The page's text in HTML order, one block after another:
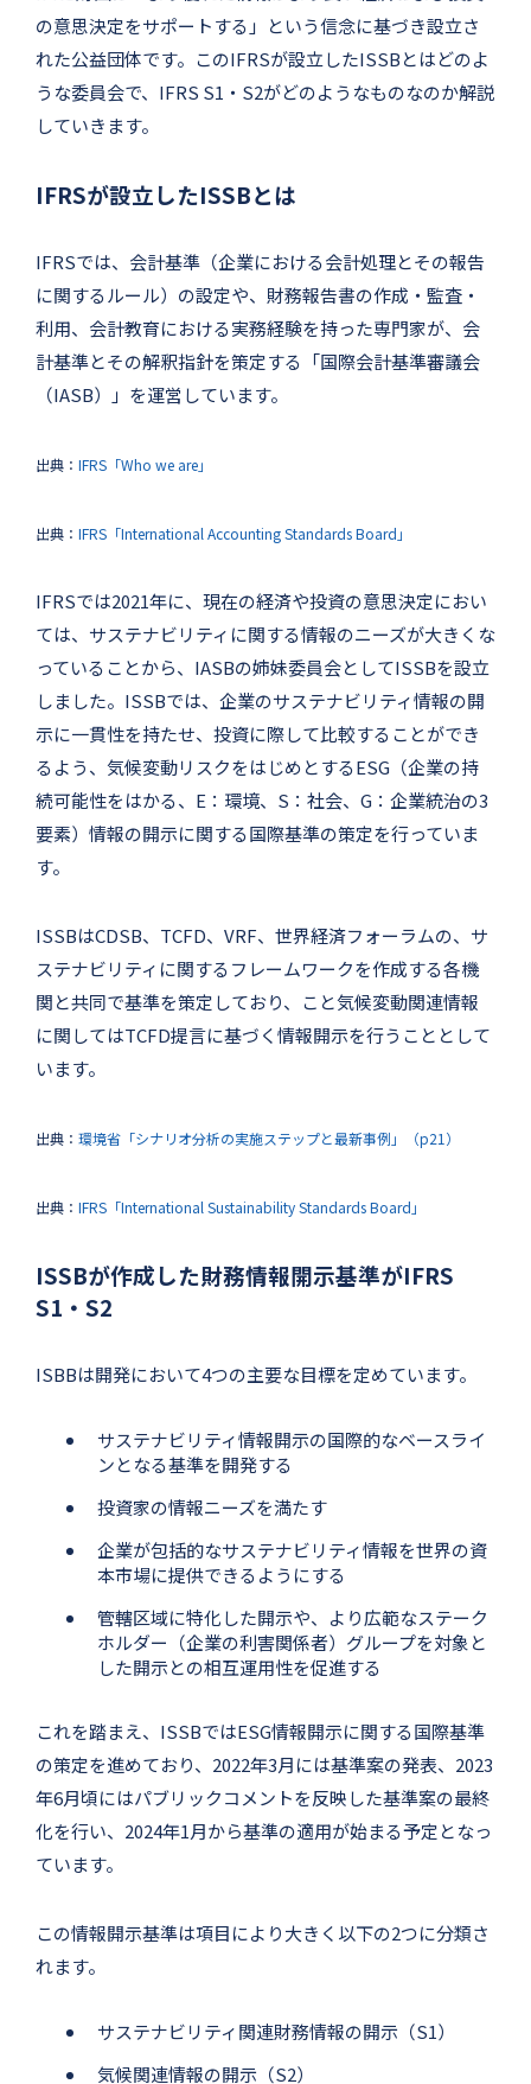
の意思決定をサポートする」という信念に基づき設立さ
れた公益団体です。このIFRSが設立したISSBとはどのよ
うな委員会で、IFRS S1・S2がどのようなものなのか解説
していきます。
IFRSが設立したISSBとは
IFRSでは、会計基準（企業における会計処理とその報告
に関するルール）の設定や、財務報告書の作成・監査・
利用、会計教育における実務経験を持った専門家が、会
計基準とその解釈指針を策定する「国際会計基準審議会
（IASB）」を運営しています。
出典： IFRS「Who we are」
出典： IFRS「International Accounting Standards Board」
IFRSでは2021年に、現在の経済や投資の意思決定におい
ては、サステナビリティに関する情報のニーズが大きくな
っていることから、IASBの姉妹委員会としてISSBを設立
しました。ISSBでは、企業のサステナビリティ情報の開
示に一貫性を持たせ、投資に際して比較することができ
るよう、気候変動リスクをはじめとするESG（企業の持
続可能性をはかる、E：環境、S：社会、G：企業統治の3
要素）情報の開示に関する国際基準の策定を行っていま
す。
ISSBはCDSB、TCFD、VRF、世界経済フォーラムの、サ
ステナビリティに関するフレームワークを作成する各機
関と共同で基準を策定しており、こと気候変動関連情報
に関してはTCFD提言に基づく情報開示を行うこととして
います。
出典： 環境省「シナリオ分析の実施ステップと最新事例」（p21）
出典： IFRS「International Sustainability Standards Board」
ISSBが作成した財務情報開示基準がIFRS
S1・S2
ISBBは開発において4つの主要な目標を定めています。
サステナビリティ情報開示の国際的なベースライ
ンとなる基準を開発する
投資家の情報ニーズを満たす
企業が包括的なサステナビリティ情報を世界の資
本市場に提供できるようにする
管轄区域に特化した開示や、より広範なステーク
ホルダー（企業の利害関係者）グループを対象と
した開示との相互運用性を促進する
これを踏まえ、ISSBではESG情報開示に関する国際基準
の策定を進めており、2022年3月には基準案の発表、2023
年6月頃にはパブリックコメントを反映した基準案の最終
化を行い、2024年1月から基準の適用が始まる予定となっ
ています。
この情報開示基準は項目により大きく以下の2つに分類さ
れます。
サステナビリティ関連財務情報の開示（S1）
気候関連情報の開示（S2）